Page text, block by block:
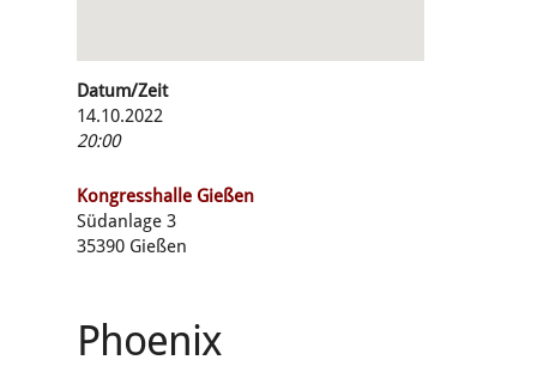
Datum/Zeit
14.10.2022
20:00
Kongresshalle Gießen
Südanlage 3
35390 Gießen
Phoenix